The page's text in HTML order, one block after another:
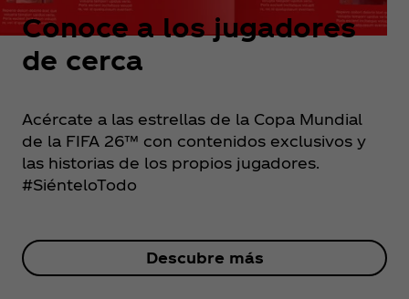
Conoce a los jugadores
de cerca
Acércate a las estrellas de la Copa Mundial
de la FIFA 26™ con contenidos exclusivos y
las historias de los propios jugadores.
#SiénteloTodo
Descubre más